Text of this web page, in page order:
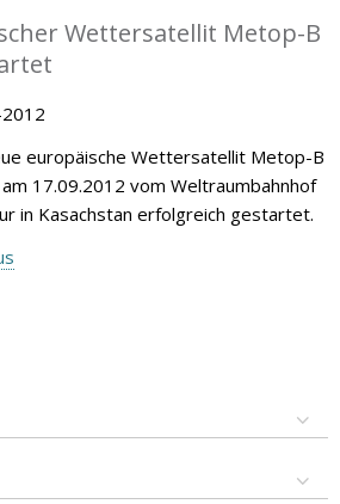
Wettersatellit Metop-B
europäische Wettersatellit Metop-B
17.09.2012 vom Weltraumbahnhof
in Kasachstan erfolgreich gestartet.